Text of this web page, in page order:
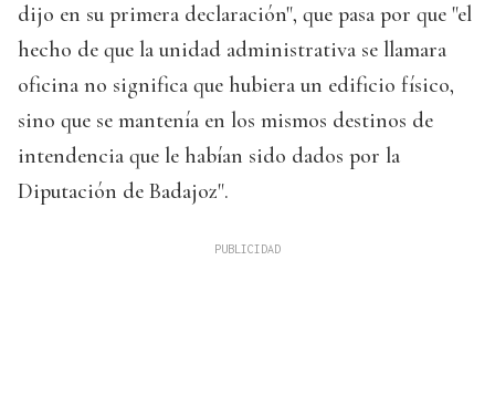
dijo en su primera declaración", que pasa por que "el
hecho de que la unidad administrativa se llamara
oficina no significa que hubiera un edificio físico,
sino que se mantenía en los mismos destinos de
intendencia que le habían sido dados por la
Diputación de Badajoz".